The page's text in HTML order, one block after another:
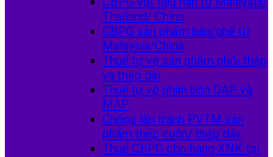
Thailand/ China
CBPG sản phẩm bàn/ghế từ
Malaysia/China
Thuế tự vệ sản phẩm phôi thép
và thép dài
Thuế tự vệ phân bón DAP và
MAP
Chống lẩn tránh PVTM sản
phẩm thép cuộn/ thép dây
Thuế CBPG cho hàng XNK tại